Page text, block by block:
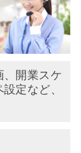
開業スケ
定など、